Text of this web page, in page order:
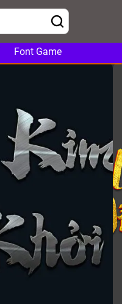
Font Game